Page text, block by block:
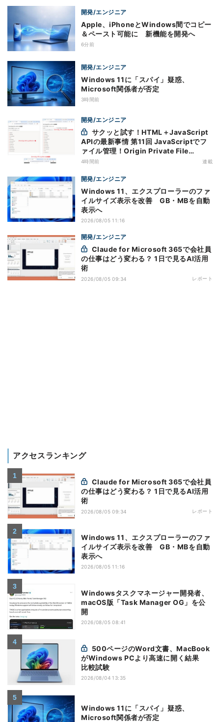
開発/エンジニア
Apple、iPhoneとWindows間でコピー
＆ペースト可能に 新機能を開発へ
6分前
開発/エンジニア
Windows 11に「スパイ」疑惑、
Microsoft関係者が否定
3時間前
開発/エンジニア
APIの最新事情 第11回 JavaScriptでフ
ァイル管理！Origin Private File
Systemを活用する
4時間前 連載
開発/エンジニア
Windows 11、エクスプローラーのファ
イルサイズ表示を改善 GB・MBを自動
表示へ
2026/08/05 11:16
開発/エンジニア
の仕事はどう変わる？ 1日で見るAI活用
術
2026/08/05 09:34 レポート
アクセスランキング
の仕事はどう変わる？ 1日で見るAI活用
術
2026/08/05 09:34 レポート
Windows 11、エクスプローラーのファ
イルサイズ表示を改善 GB・MBを自動
表示へ
2026/08/05 11:16
Windowsタスクマネージャー開発者、
macOS版「Task Manager OG」を公
開
2026/08/05 08:41
がWindows PCより高速に開く結果
比較試験
2026/08/04 13:35
Windows 11に「スパイ」疑惑、
Microsoft関係者が否定